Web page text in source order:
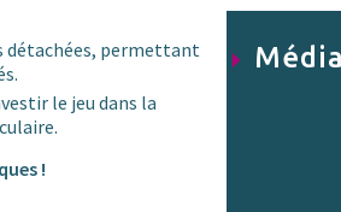
détachées, permettant
le jeu dans la
!